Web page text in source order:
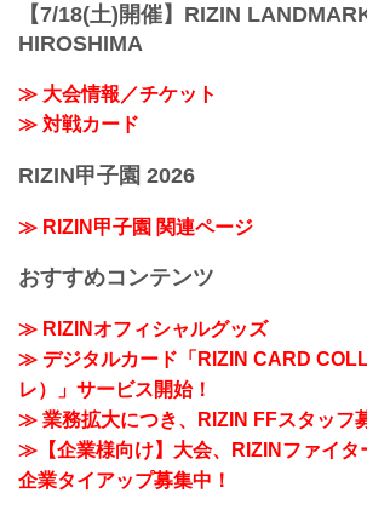
【7/18(土)開催】RIZIN
HIROSHIMA
≫ 大会情報／チケット
≫ 対戦カード
RIZIN甲子園 2026
≫ RIZIN甲子園 関連ページ
おすすめコンテンツ
≫ RIZINオフィシャルグッズ
≫ デジタルカード「RIZIN CARD
レ）」サービス開始！
≫ 業務拡大につき、RIZIN FFスタッフ
≫【企業様向け】大会、RIZINファイタ
企業タイアップ募集中！